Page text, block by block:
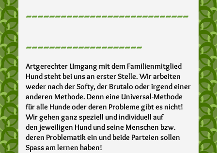
----------------------------
--------------------
Artgerechter Umgang mit dem Familienmitglied
Hund steht bei uns an erster Stelle. Wir arbeiten
weder nach der Softy, der Brutalo oder irgend einer
anderen Methode. Denn eine Universal-Methode
für alle Hunde oder deren Probleme gibt es nicht!
Wir gehen ganz speziell und individuell auf
den jeweiligen Hund und seine Menschen bzw.
deren Problematik ein und beide Parteien sollen
Spass am lernen haben!